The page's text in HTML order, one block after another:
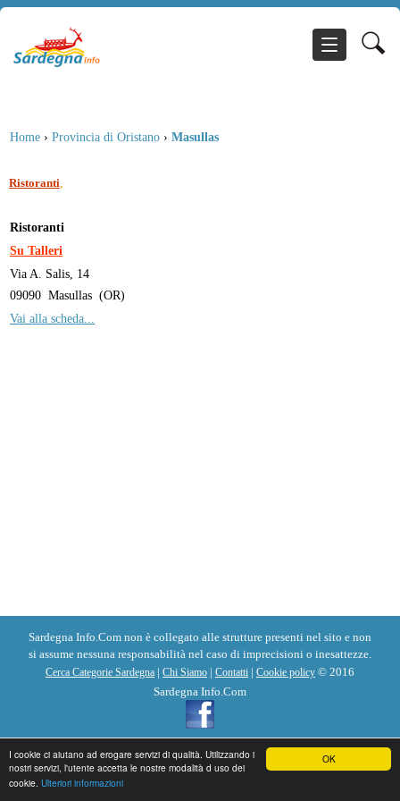
OK
I cookie ci aiutano ad erogare servizi di qualità. Utilizzando i
nostri servizi, l'utente accetta le nostre modalità d uso dei
cookie. Ulteriori informazioni
Home › Provincia di Oristano › Masullas
Ristoranti
Ristoranti
Su Talleri
Via A. Salis, 14
09090 Masullas (OR)
Vai alla scheda...
Sardegna Info.Com non è collegato alle strutture presenti nel sito e non
si assume nessuna responsabilità nel caso di imprecisioni o inesattezze.
Cerca Categorie Sardegna | Chi Siamo | Contatti | Cookie policy © 2016
Sardegna Info.Com